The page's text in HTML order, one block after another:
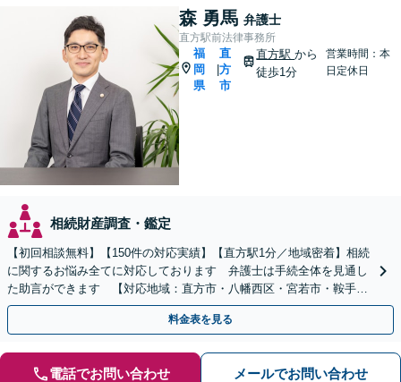
森 勇馬 弁護士
直方駅前法律事務所
福
岡
県
直
方
市
直方駅から
徒歩1分
営業時間：本
日定休日
相続財産調査・鑑定
【初回相談無料】【150件の対応実績】【直方駅1分／地域密着】相続
に関するお悩み全てに対応しております 弁護士は手続全体を見通し
た助言ができます 【対応地域：直方市・八幡西区・宮若市・鞍手
町・小竹町・福智町・中間市】
料金表を見る
電話でお問い合わせ メールでお問い合わせ